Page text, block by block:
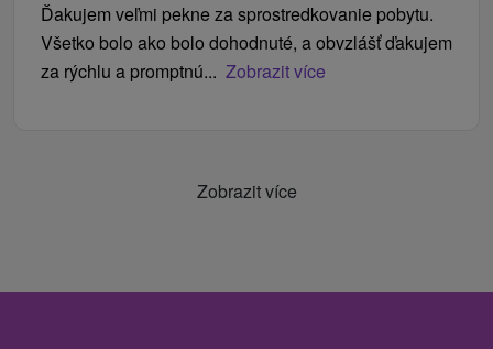
Ďakujem veľmi pekne za sprostredkovanie pobytu.
Všetko bolo ako bolo dohodnuté, a obvzlášť ďakujem
za rýchlu a promptnú... Zobrazit více
Zobrazit více